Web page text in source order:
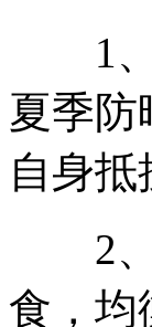
1、
夏季防
自身抵
2、
食，均